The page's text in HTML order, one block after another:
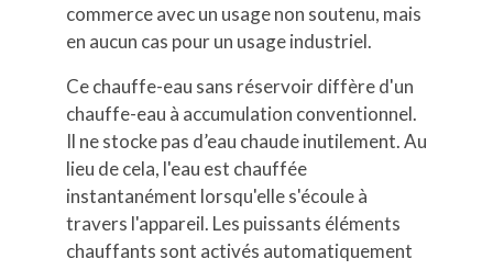
commerce avec un usage non soutenu, mais
en aucun cas pour un usage industriel.
Ce chauffe-eau sans réservoir diffère d'un
chauffe-eau à accumulation conventionnel.
Il ne stocke pas d’eau chaude inutilement. Au
lieu de cela, l'eau est chauffée
instantanément lorsqu'elle s'écoule à
travers l'appareil. Les puissants éléments
chauffants sont activés automatiquement